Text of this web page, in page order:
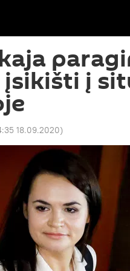
į
18.09.2020)